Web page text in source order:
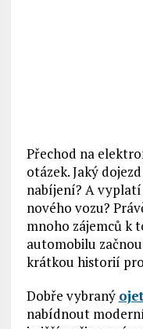
Přechod na
otázek. Jaký
nabíjení? A vyplatí
nového vozu?
mnoho zájemců k
automobilu
krátkou historií
Dobře vybraný
nabídnout